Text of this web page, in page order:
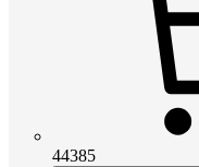
44385